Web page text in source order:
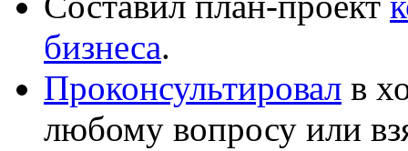
бизнеса.
Проконсультировал в
любому вопросу или